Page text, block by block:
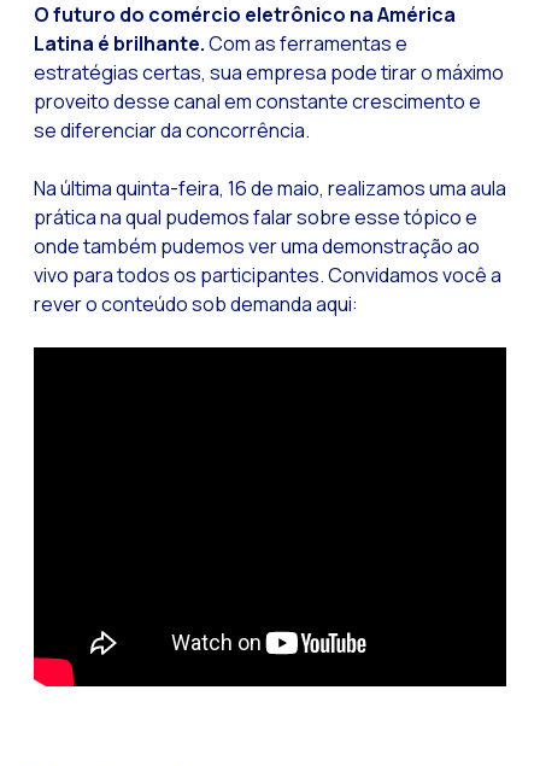
O futuro do comércio eletrônico na América
Latina é brilhante.Com as ferramentas e
estratégias certas, sua empresa pode tirar o máximo
proveito desse canal em constante crescimento e
se diferenciar da concorrência.
Na última quinta-feira, 16 de maio, realizamos uma aula
prática na qual pudemos falar sobre esse tópico e
onde também pudemos ver uma demonstração ao
vivo para todos os participantes. Convidamos você a
rever o conteúdo sob demanda aqui: